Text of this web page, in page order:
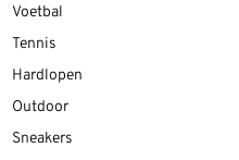
Voetbal
Tennis
Hardlopen
Outdoor
Sneakers